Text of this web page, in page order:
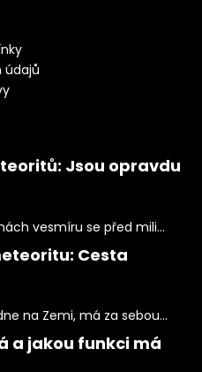
údajů
Jsou opravdu
vesmíru se před mili...
Cesta
na Zemi, má za sebou...
a jakou funkci má